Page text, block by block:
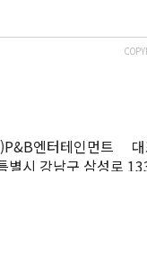
)P&B엔터테인먼트
별시 강남구 삼성로